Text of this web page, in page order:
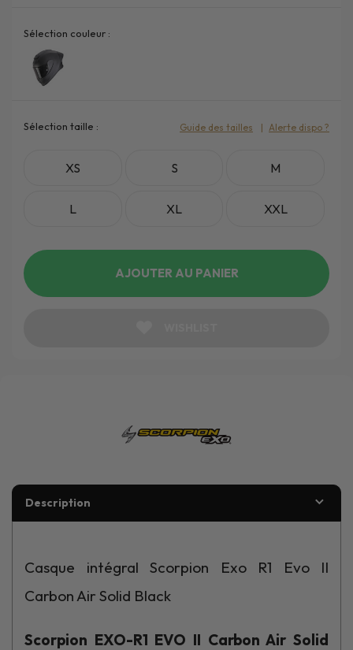
Sélection couleur :
Sélection taille :
XS S M
L XL XXL
Guide des tailles Alerte dispo ?
AJOUTER AU PANIER
Description
Casque intégral Scorpion Exo R1 Evo II
Carbon Air Solid Black
Scorpion EXO-R1 EVO II Carbon Air Solid